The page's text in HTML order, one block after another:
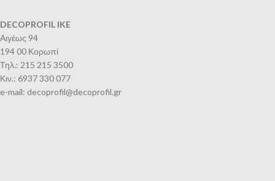
DECOPROFIL IKE
Αιγέως 94
194 00 Κορωπί
Τηλ.: 215 215 3500
Κιν.: 6937 330 077
e-mail: decoprofil@decoprofil.gr